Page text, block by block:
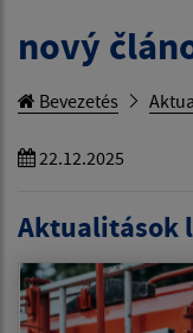
nový
Bevezetés
22.12.2025
Aktualitások